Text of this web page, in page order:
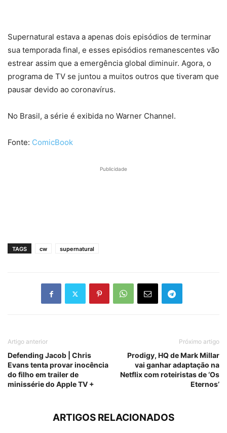
Supernatural estava a apenas dois episódios de terminar
sua temporada final, e esses episódios remanescentes vão
estrear assim que a emergência global diminuir. Agora, o
programa de TV se juntou a muitos outros que tiveram que
pausar devido ao coronavírus.
No Brasil, a série é exibida no Warner Channel.
Fonte: ComicBook
Publicidade
TAGS cw supernatural
Artigo anterior
Defending Jacob | Chris
Evans tenta provar inocência
do filho em trailer de
minissérie do Apple TV +
Próximo artigo
Prodigy, HQ de Mark Millar
vai ganhar adaptação na
Netflix com roteiristas de ‘Os
Eternos’
ARTIGOS RELACIONADOS